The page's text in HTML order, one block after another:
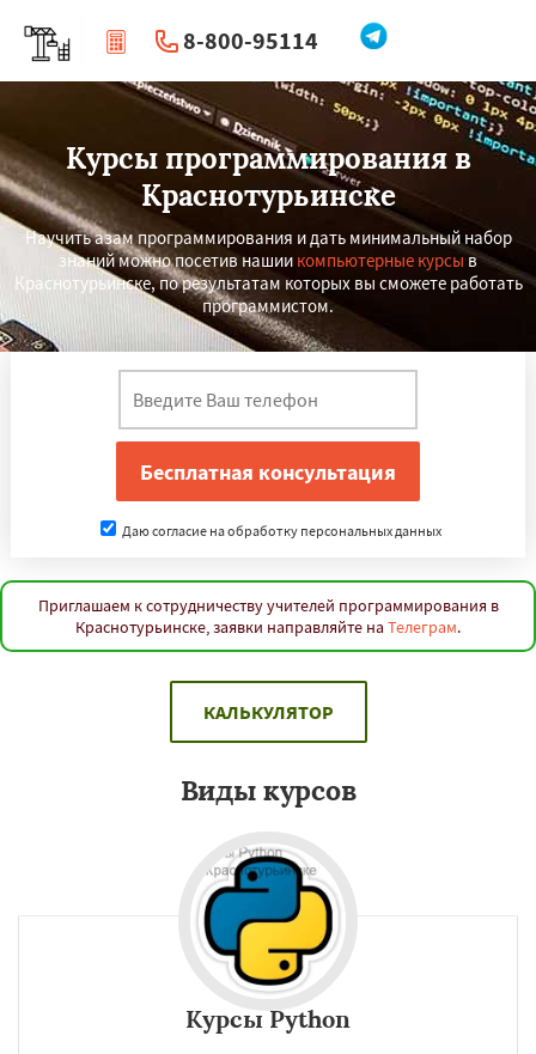
8-800-95114
| Перезвоните мне
Курсы программирования в
Краснотурьинске
Научить азам программирования и дать минимальный набор
знаний можно посетив нашии компьютерные курсыв
Краснотурьинске, по результатам которых вы сможете работать
программистом.
Даю согласие на обработку персональных данных
Приглашаем к сотрудничеству учителей программирования в
Краснотурьинске, заявки направляйте на Телеграм.
КАЛЬКУЛЯТОР
Виды курсов
Курсы Python